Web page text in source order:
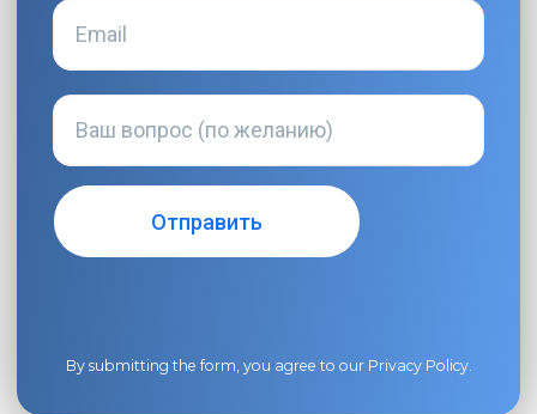
By submitting the form, you agree to our Privacy Policy.